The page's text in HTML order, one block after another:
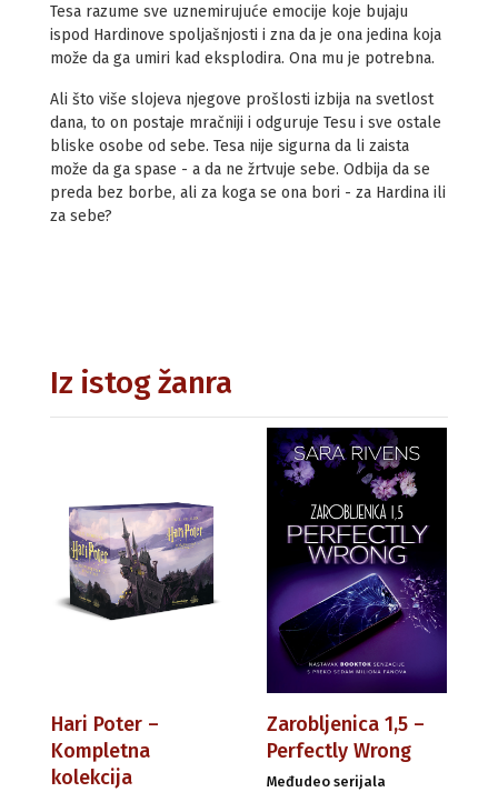
Tesa razume sve uznemirujuće emocije koje bujaju
ispod Hardinove spoljašnjosti i zna da je ona jedina koja
može da ga umiri kad eksplodira. Ona mu je potrebna.
Ali što više slojeva njegove prošlosti izbija na svetlost
dana, to on postaje mračniji i odguruje Tesu i sve ostale
bliske osobe od sebe. Tesa nije sigurna da li zaista
može da ga spase - a da ne žrtvuje sebe. Odbija da se
preda bez borbe, ali za koga se ona bori - za Hardina ili
za sebe?
Iz istog žanra
Hari Poter –
Kompletna
kolekcija
Zarobljenica 1,5 –
Perfectly Wrong
Međudeo serijala